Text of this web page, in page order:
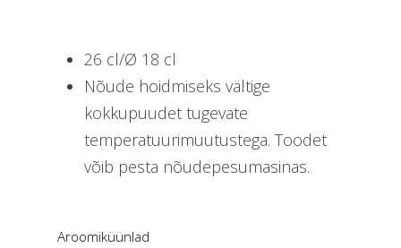
Aroomiküünlad
26 cl/Ø 18 cl
Nõude hoidmiseks vältige
kokkupuudet tugevate
temperatuurimuutustega. Toodet
võib pesta nõudepesumasinas.